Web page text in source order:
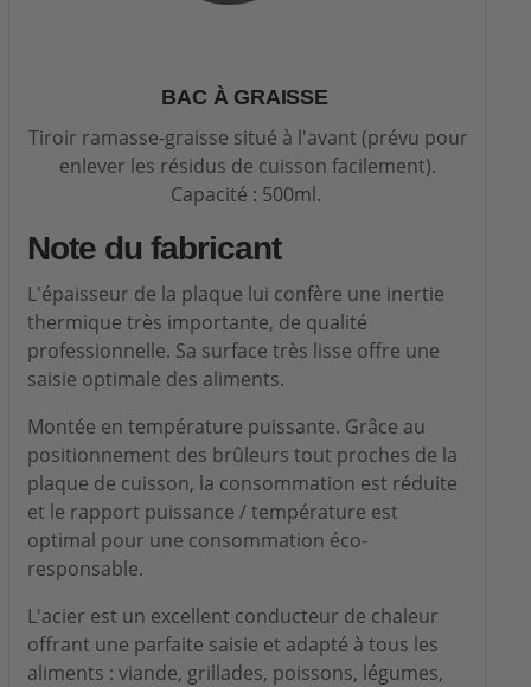
BAC À GRAISSE
Tiroir ramasse-graisse situé à l'avant (prévu pour
enlever les résidus de cuisson facilement).
Capacité : 500ml.
Note du fabricant
L'épaisseur de la plaque lui confère une inertie
thermique très importante, de qualité
professionnelle. Sa surface très lisse offre une
saisie optimale des aliments.
Montée en température puissante. Grâce au
positionnement des brûleurs tout proches de la
plaque de cuisson, la consommation est réduite
et le rapport puissance / température est
optimal pour une consommation éco-
responsable.
L'acier est un excellent conducteur de chaleur
offrant une parfaite saisie et adapté à tous les
aliments : viande, grillades, poissons, légumes,